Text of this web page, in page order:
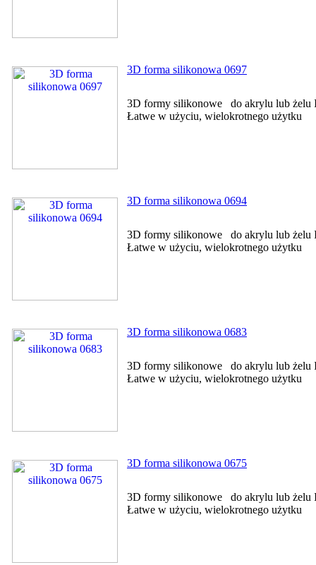
3D forma silikonowa 0697
3D formy silikonowe do akrylu lub żelu
Łatwe w użyciu, wielokrotnego użytku
3D forma silikonowa 0694
3D formy silikonowe do akrylu lub żelu
Łatwe w użyciu, wielokrotnego użytku
3D forma silikonowa 0683
3D formy silikonowe do akrylu lub żelu
Łatwe w użyciu, wielokrotnego użytku
3D forma silikonowa 0675
3D formy silikonowe do akrylu lub żelu
Łatwe w użyciu, wielokrotnego użytku